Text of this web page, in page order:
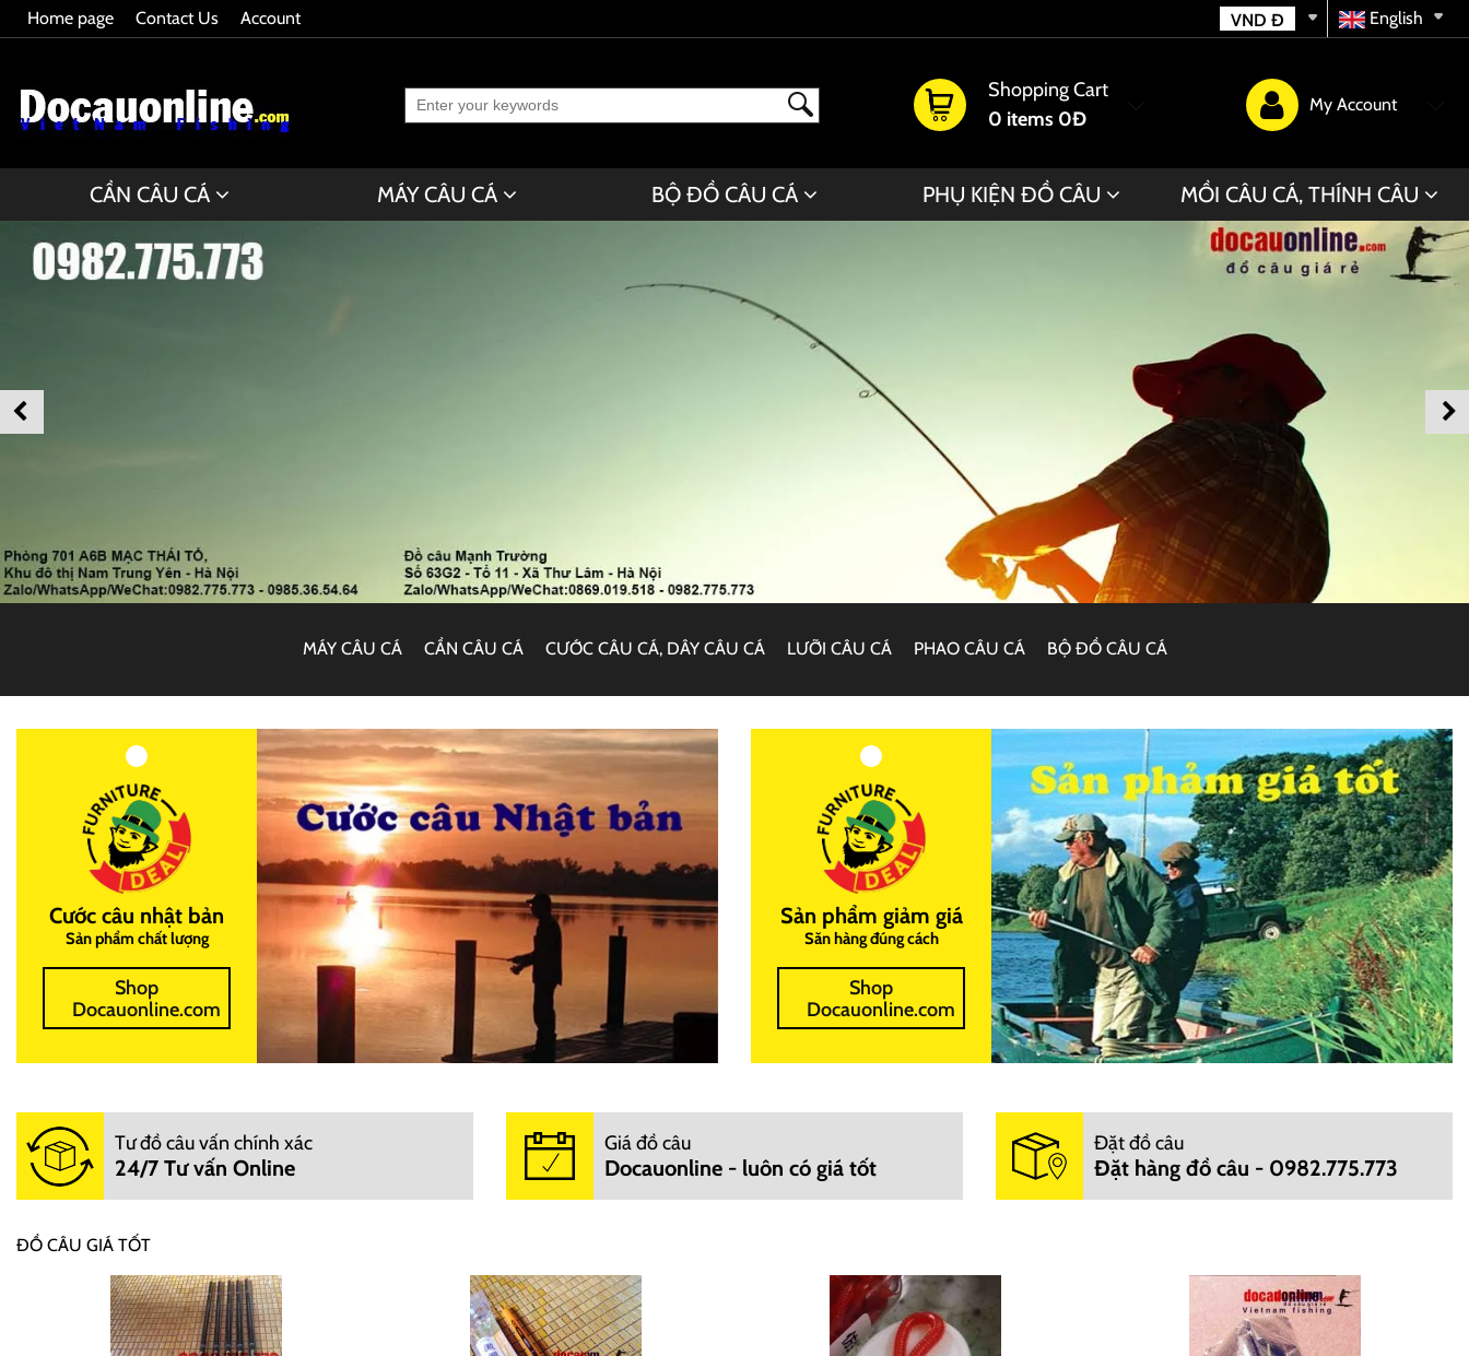
Home page Contact Us Account English
VND Đ
Shopping Cart
0 items 0Đ
My Account
CẦN CÂU CÁ MÁY CÂU CÁ BỘ ĐỒ CÂU CÁ PHỤ KIỆN ĐỒ CÂU MỒI CÂU CÁ, THÍNH CÂU
MÁY CÂU CÁ CẦN CÂU CÁ CƯỚC CÂU CÁ, DÂY CÂU CÁ LƯỠI CÂU CÁ PHAO CÂU CÁ BỘ ĐỒ CÂU CÁ
Cước câu nhật bản
Sản phẩm chất lượng
Shop
Docauonline.com
Sản phẩm giảm giá
Săn hàng đúng cách
Shop
Docauonline.com
Tư đồ câu vấn chính xác
24/7 Tư vấn Online
Giá đồ câu
Docauonline - luôn có giá tốt
Đặt đồ câu
Đặt hàng đồ câu - 0982.775.773
ĐỒ CÂU GIÁ TỐT